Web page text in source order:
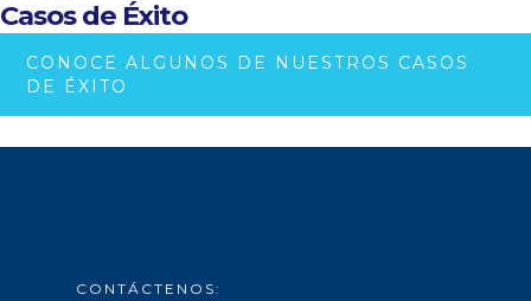
Casos de Éxito
CONOCE ALGUNOS DE NUESTROS CASOS
DE ÉXITO
CONTÁCTENOS: